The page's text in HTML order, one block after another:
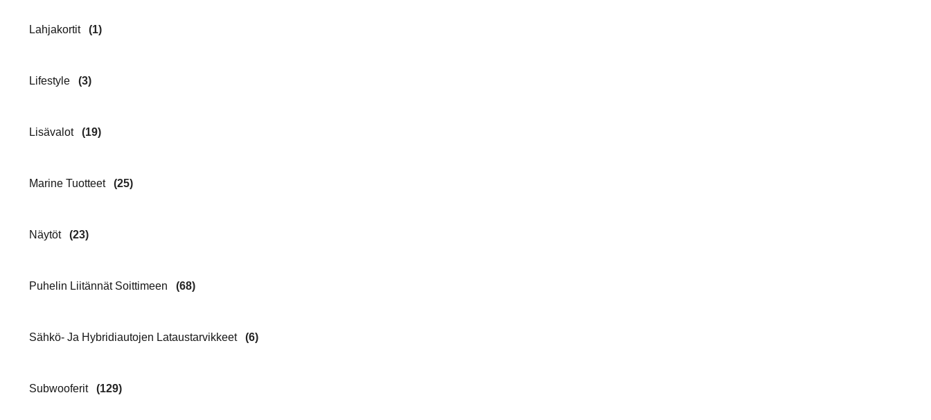
Lahjakortit (1)
Lifestyle (3)
Lisävalot (19)
Marine Tuotteet (25)
Näytöt (23)
Puhelin Liitännät Soittimeen (68)
Sähkö- Ja Hybridiautojen Lataustarvikkeet (6)
Subwooferit (129)